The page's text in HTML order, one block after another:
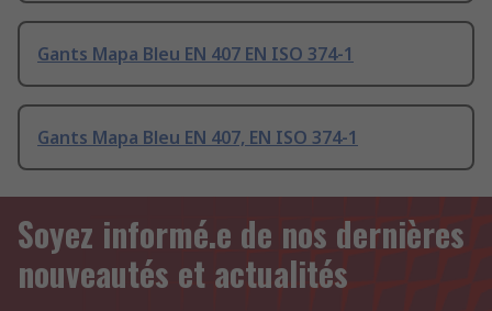
Gants Mapa Bleu EN 407 EN ISO 374-1
Gants Mapa Bleu EN 407, EN ISO 374-1
Soyez informé.e de nos dernières
nouveautés et actualités